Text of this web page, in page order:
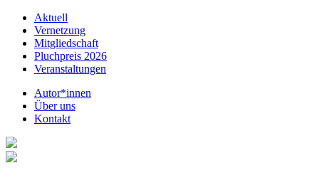
Aktuell
Vernetzung
Mitgliedschaft
Pluchpreis 2026
Veranstaltungen
Autor*innen
Über uns
Kontakt